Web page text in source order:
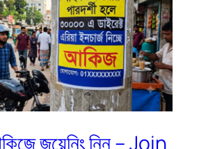
জয়েনিং নিন – Join